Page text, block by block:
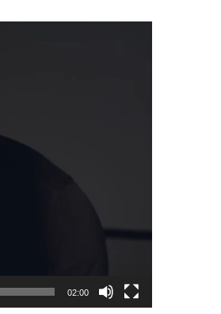
02:00